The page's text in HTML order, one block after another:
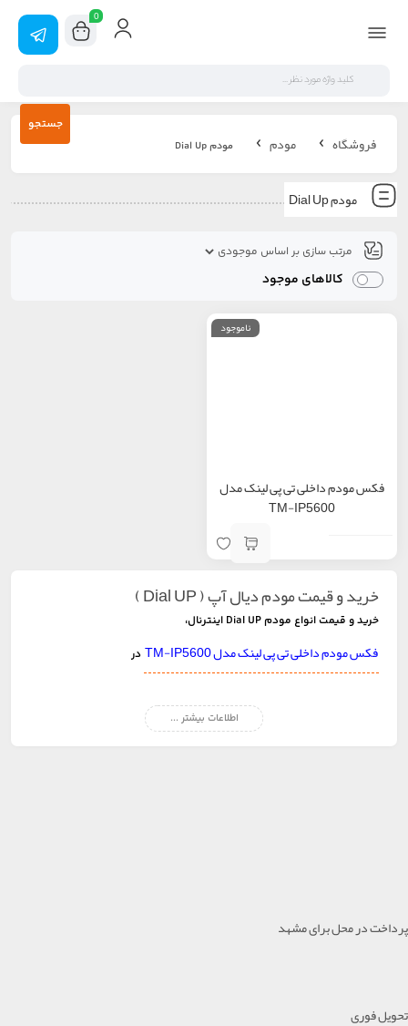
0
جستجو
فروشگاه مودم مودم Dial Up
مودم Dial Up
کالاهای موجود
ناموجود
فکس مودم داخلی تی پی لینک مدل
TM-IP5600
خرید و قیمت مودم دیال آپ ( Dial UP )
خرید و قیمت انواع مودم Dial UP اینترنال،
فکس مودم داخلی تی پی لینک مدل TM-IP5600 در
سرویس Dialup به دو صورت اینترنال و اکسترنال کاربرد دارد. اینترنال یعنی به
اطلاعات بیشتر ...
پرداخت در محل برای مشهد
تحویل فوری